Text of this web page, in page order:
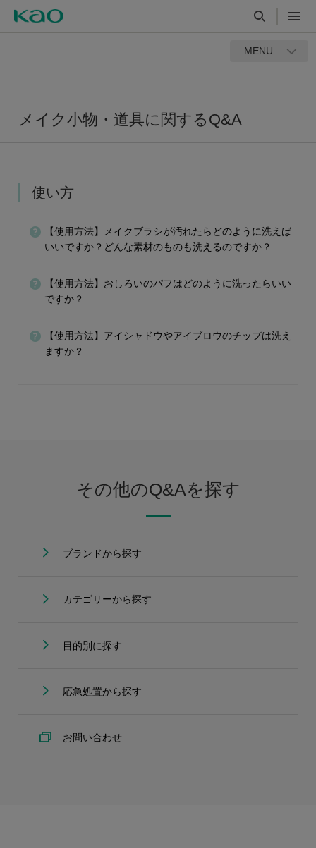
MENU
メイク小物・道具に関するQ&A
使い方
【使用方法】メイクブラシが汚れたらどのように洗えば
いいですか？どんな素材のものも洗えるのですか？
【使用方法】おしろいのパフはどのように洗ったらいい
ですか？
【使用方法】アイシャドウやアイブロウのチップは洗え
ますか？
その他のQ&Aを探す
ブランドから探す
カテゴリーから探す
目的別に探す
応急処置から探す
お問い合わせ